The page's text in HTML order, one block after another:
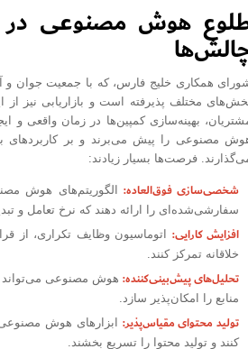
هوش مصنوعی در
همکاری خلیج فارس، که با جمعیت جوان و
مختلف پذیرفته است و بازاریابی نیز
بهینه‌سازی کمپین‌ها در زمان واقعی و
مصنوعی را پیش می‌برند و بر کاربردهای
فرصت‌ها بسیار زیادند:
شخصی‌سازی فوق‌العاده:الگوریتم‌های هوش
سفارشی‌شده‌ای را ارائه دهند که نرخ تعامل و
افزایش کارایی: اتوماسیون وظایف تکراری، از
خلاقانه تمرکز کنند.
تحلیل‌های پیش‌بینی‌کننده:هوش مصنوعی می‌تواند
منابع را امکان‌پذیر سازد.
تولید محتوای مقیاس‌پذیر: ابزارهای هوش
کنند و تولید محتوا را تسریع بخشند.